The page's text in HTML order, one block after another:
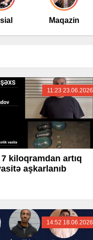
Maqazin
11:23 23.06.2026
7 kiloqramdan artıq
aşkarlanıb
14:52 18.06.2026